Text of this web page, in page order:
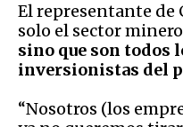
El representante de
solo el sector
sino que son todos
inversionistas del
“Nosotros (los